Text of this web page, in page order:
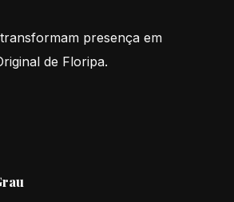
presença em
de Floripa.